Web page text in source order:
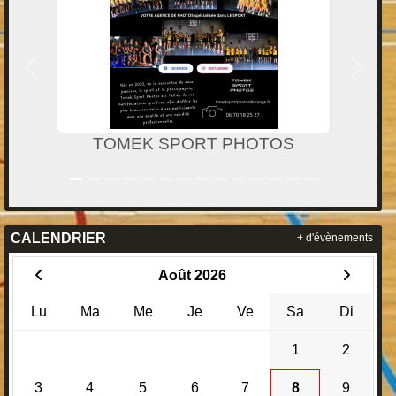
Ecole de conduite MANU
CALENDRIER
Août 2026
Lu Ma Me Je Ve Sa Di
1 2
3 4 5 6 7 8 9
+ d'évènements